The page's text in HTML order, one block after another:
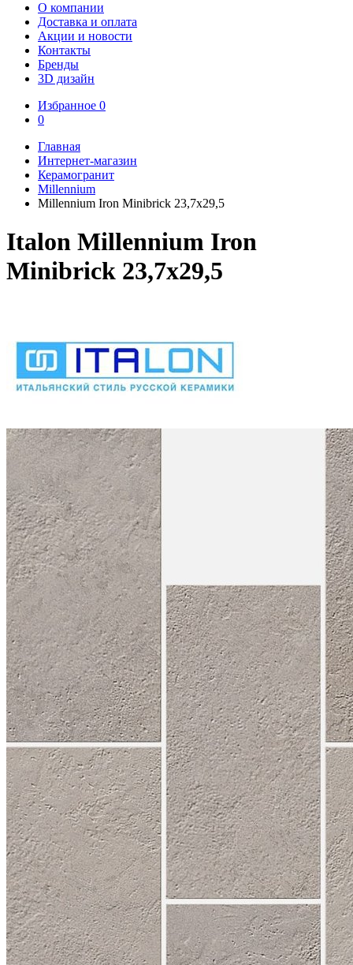
О компании
Доставка и оплата
Акции и новости
Контакты
Бренды
3D дизайн
Избранное 0
0
Главная
Интернет-магазин
Керамогранит
Millennium
Millennium Iron Minibrick 23,7х29,5
Italon Millennium Iron
Minibrick 23,7х29,5